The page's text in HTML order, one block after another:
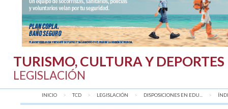
TURISMO, CULTURA Y DEPORTES
LEGISLACIÓN
INICIO TCD LEGISLACIÓN DISPOSICIONES EN EDU...